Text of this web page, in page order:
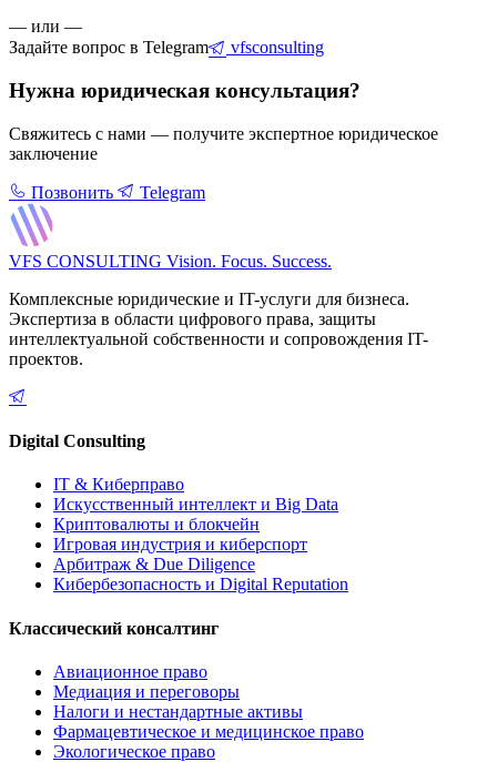
— или —
Задайте вопрос в Telegram
vfsconsulting
Нужна юридическая консультация?
Свяжитесь с нами — получите экспертное юридическое
заключение
Позвонить Telegram
VFS CONSULTING Vision. Focus. Success.
Комплексные юридические и IT-услуги для бизнеса.
Экспертиза в области цифрового права, защиты
интеллектуальной собственности и сопровождения IT-
проектов.
Digital Consulting
IT & Киберправо
Искусственный интеллект и Big Data
Криптовалюты и блокчейн
Игровая индустрия и киберспорт
Арбитраж & Due Diligence
Кибербезопасность и Digital Reputation
Классический консалтинг
Авиационное право
Медиация и переговоры
Налоги и нестандартные активы
Фармацевтическое и медицинское право
Экологическое право